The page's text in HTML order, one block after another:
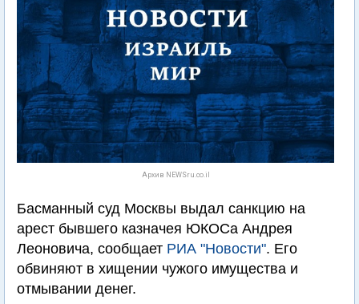
Архив NEWSru.co.il
Басманный суд Москвы выдал санкцию на
арест бывшего казначея ЮКОСа Андрея
Леоновича, сообщает РИА "Новости". Его
обвиняют в хищении чужого имущества и
отмывании денег.